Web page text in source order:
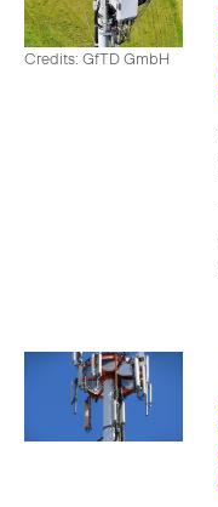
Credits: GfTD GmbH